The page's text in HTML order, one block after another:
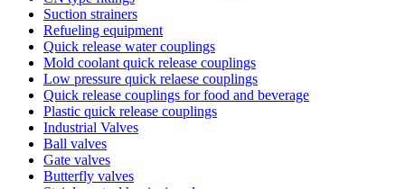
Suction strainers
Refueling equipment
Quick release water couplings
Mold coolant quick release couplings
Low pressure quick relaese couplings
Quick release couplings for food and beverage
Plastic quick release couplings
Industrial Valves
Ball valves
Gate valves
Butterfly valves